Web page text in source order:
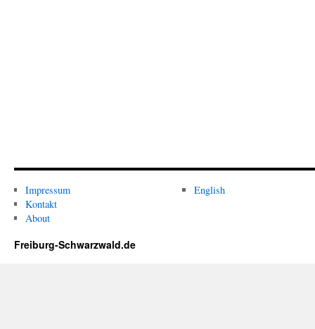
Impressum
Kontakt
About
English
Freiburg-Schwarzwald.de